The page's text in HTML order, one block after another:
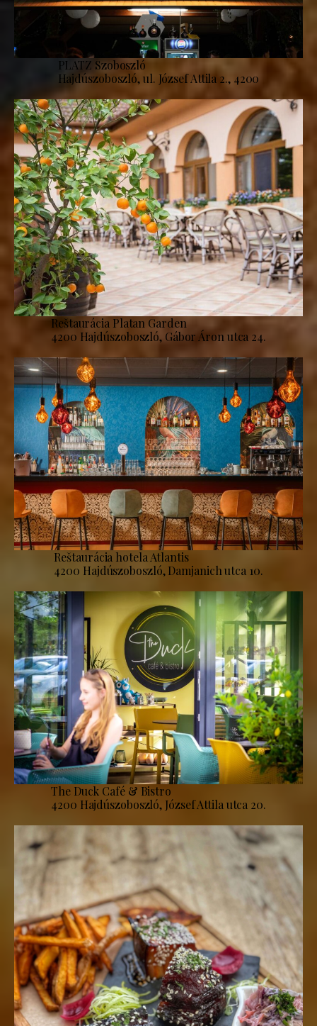
PLATZ Szoboszló
Hajdúszoboszló, ul. József Attila 2., 4200
Reštaurácia Platan Garden
4200 Hajdúszoboszló, Gábor Áron utca 24.
Reštaurácia hotela Atlantis
4200 Hajdúszoboszló, Damjanich utca 10.
The Duck Café & Bistro
4200 Hajdúszoboszló, József Attila utca 20.